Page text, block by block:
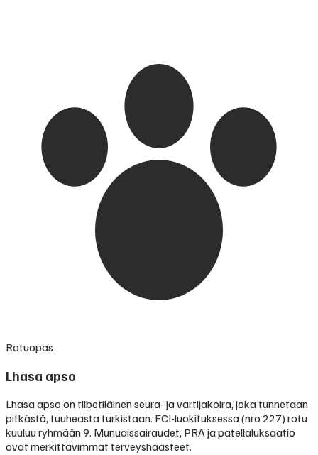
Rotuopas
Lhasa apso
Lhasa apso on tiibetiläinen seura- ja vartijakoira, joka tunnetaan
pitkästä, tuuheasta turkistaan. FCI-luokituksessa (nro 227) rotu
kuuluu ryhmään 9. Munuaissairaudet, PRA ja patellaluksaatio
ovat merkittävimmät terveyshaasteet.